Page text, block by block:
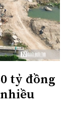
tỷ đồng